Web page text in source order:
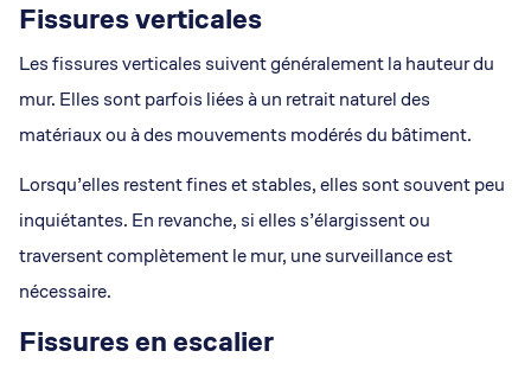
Fissures verticales
Les fissures verticales suivent généralement la hauteur du
mur. Elles sont parfois liées à un retrait naturel des
matériaux ou à des mouvements modérés du bâtiment.
Lorsqu’elles restent fines et stables, elles sont souvent peu
inquiétantes. En revanche, si elles s’élargissent ou
traversent complètement le mur, une surveillance est
nécessaire.
Fissures en escalier